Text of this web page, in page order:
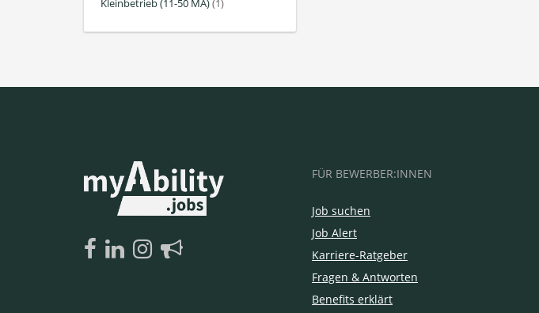
Kleinbetrieb (11-50 MA)(1)
FÜR BEWERBER:INNEN
Job suchen
Job Alert
Karriere-Ratgeber
Fragen & Antworten
Benefits erklärt